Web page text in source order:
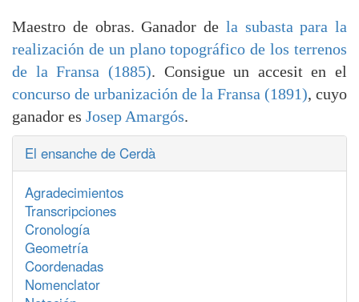
Maestro de obras. Ganador de la subasta para la
realización de un plano topográfico de los terrenos
de la Fransa (1885). Consigue un accesit en el
concurso de urbanización de la Fransa (1891), cuyo
ganador es Josep Amargós.
El ensanche de Cerdà
Agradecimientos
Transcripciones
Cronología
Geometría
Coordenadas
Nomenclator